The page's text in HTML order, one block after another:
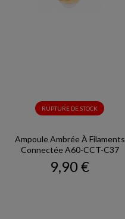
RUPTURE DE STOCK
Ampoule Ambrée À Filaments
Connectée A60-CCT-C37
Prix
9,90 €